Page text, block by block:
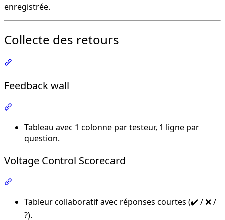
enregistrée.
Collecte des retours
Feedback wall
Tableau avec 1 colonne par testeur, 1 ligne par
question.
Voltage Control Scorecard
Tableur collaboratif avec réponses courtes (✔️ / ❌ /
?).